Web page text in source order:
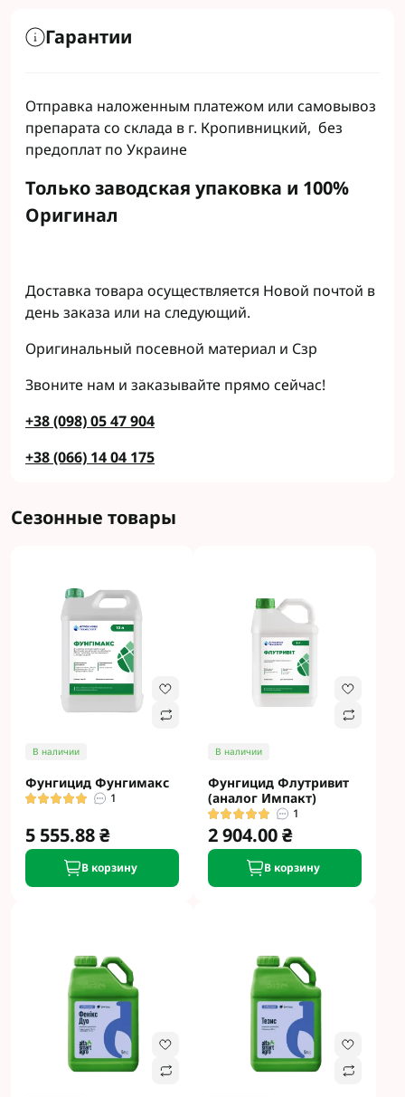
Гарантии
Отправка наложенным платежом или самовывоз
препарата со склада в г. Кропивницкий, без
предоплат по Украине
Только заводская упаковка и 100%
Оригинал
Доставка товара осуществляется Новой почтой в
день заказа или на следующий.
Оригинальный посевной материал и Сзр
Звоните нам и заказывайте прямо сейчас!
+38 (098) 05 47 904
+38 (066) 14 04 175
Сезонные товары
В наличии
Фунгицид Фунгимакс
1
5 555.88 ₴
В корзину
В наличии
Фунгицид Флутривит
(аналог Импакт)
1
2 904.00 ₴
В корзину